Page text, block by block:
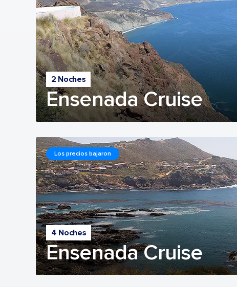
2 Noches
Ensenada Cruise
4 Noches
Ensenada Cruise
Los precios bajaron